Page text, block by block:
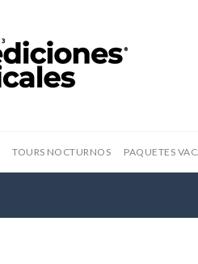
TOURS NOCTURNOS PAQUETES